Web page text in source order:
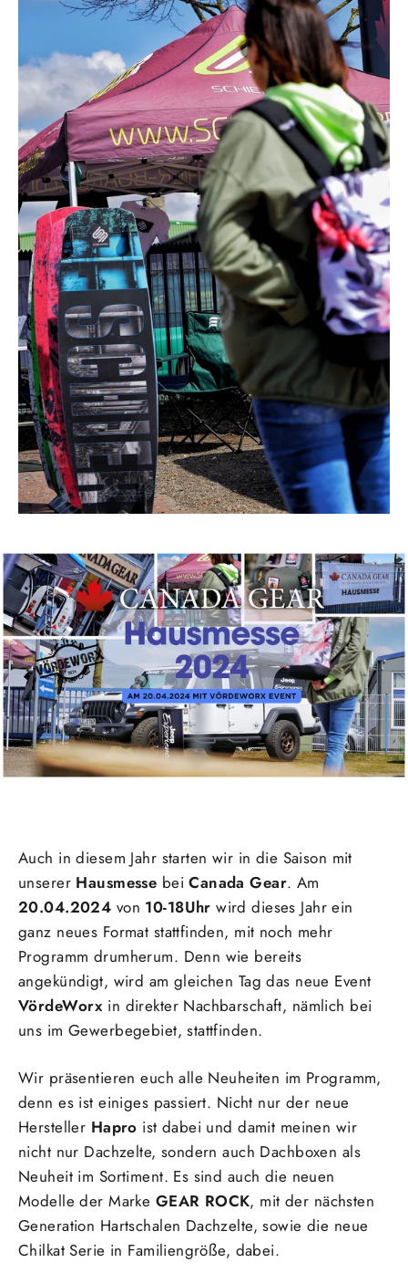
Auch in diesem Jahr starten wir in die Saison mit
unserer Hausmesse beiCanada Gear. Am
20.04.2024 von 10-18Uhr wird dieses Jahr ein
ganz neues Format stattfinden, mit noch mehr
Programm drumherum. Denn wie bereits
angekündigt, wird am gleichen Tag das neue Event
VördeWorxin direkter Nachbarschaft, nämlich bei
uns im Gewerbegebiet, stattfinden.
Wir präsentieren euch alle Neuheiten im Programm,
denn es ist einiges passiert. Nicht nur der neue
Hersteller Hapro ist dabei und damit meinen wir
nicht nur Dachzelte, sondern auch Dachboxen als
Neuheit im Sortiment. Es sind auch die neuen
Modelle der Marke GEAR ROCK, mit der nächsten
Generation Hartschalen Dachzelte, sowie die neue
Chilkat Serie in Familiengröße, dabei.